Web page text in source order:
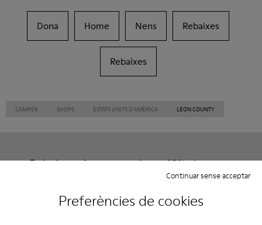
Preferències de cookies
Continuar sense acceptar
Dona Home Nens Rebaixes
Rebaixes
CAMPER SHOPS ESTATS UNITS D'AMÈRICA LEON COUNTY
Rebaixes: Aconsegueix un 10% de
Això mateix. Com a membre de la comunitat podràs gaudir
d’avantatges exclusius com descomptes, accés anticipat,